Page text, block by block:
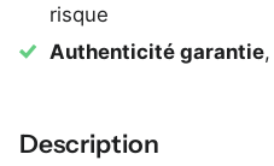
risque
Authenticité garantie
Description